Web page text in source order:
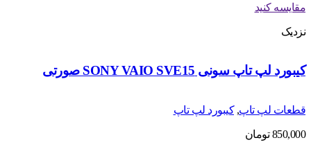
مقایسه کنید
نزدیک
کیبورد لپ تاپ سونی SONY VAIO SVE15 صورتی
قطعات لپ تاپ,کیبورد لپ تاپ
850,000 تومان